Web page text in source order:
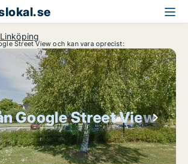
Linköping
Street View och kan vara oprecist:
Google Street View